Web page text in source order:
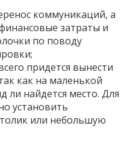
коммуникаций, а
затраты и
по поводу
придется вынести
как на маленькой
ли найдется место. Для
установить
или небольшую